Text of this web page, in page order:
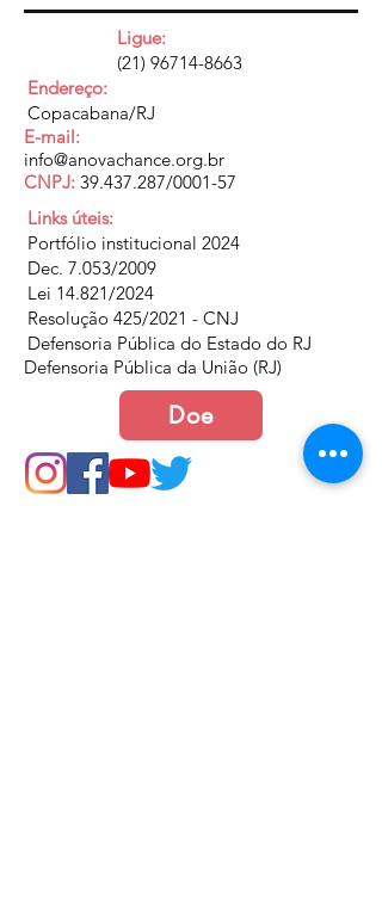
Ligue:
(21) 96714-8663
Endereço:
Copacabana/RJ
E-mail:
info@anovachance.org.br
CNPJ: 39.437.287/0001-57
Links úteis:
Portfólio institucional 2024
Dec. 7.053/2009
Lei 14.821/2024
Resolução 425/2021 - CNJ
Defensoria Pública do Estado do RJ
Defensoria Pública da União (RJ)
Doe